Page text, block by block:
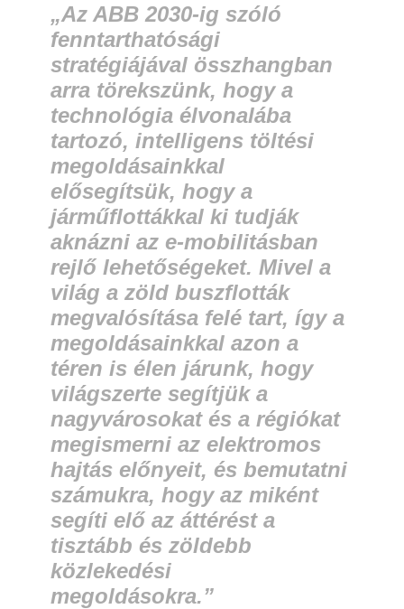
„Az ABB 2030-ig szóló
fenntarthatósági
stratégiájával összhangban
arra törekszünk, hogy a
technológia élvonalába
tartozó, intelligens töltési
megoldásainkkal
elősegítsük, hogy a
járműflottákkal ki tudják
aknázni az e-mobilitásban
rejlő lehetőségeket. Mivel a
világ a zöld buszflották
megvalósítása felé tart, így a
megoldásainkkal azon a
téren is élen járunk, hogy
világszerte segítjük a
nagyvárosokat és a régiókat
megismerni az elektromos
hajtás előnyeit, és bemutatni
számukra, hogy az miként
segíti elő az áttérést a
tisztább és zöldebb
közlekedési
megoldásokra.”